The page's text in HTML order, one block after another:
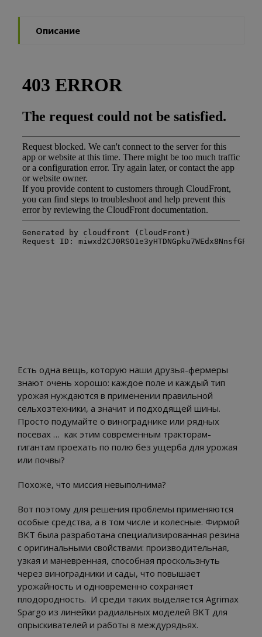
Описание
Есть одна вещь, которую наши друзья-фермеры
знают очень хорошо: каждое поле и каждый тип
урожая нуждаются в применении правильной
сельхозтехники, а значит и подходящей шины.
Просто подумайте о винограднике или рядных
посевах … как этим современным тракторам-
гигантам проехать по полю без ущерба для урожая
или почвы?
Похоже, что миссия невыполнима?
Вот поэтому для решения проблемы применяются
особые средства, а в том числе и колесные. Фирмой
BKT была разработана специализированная резина
с оригинальными свойствами: производительная,
узкая и маневренная, способная проскользнуть
через виноградники и сады, что повышает
урожайность и одновременно сохраняет
плодородность. И среди таких выделяется Agrimax
Spargo из линейки радиальных моделей BKT для
опрыскивателей и работы в междурядьях.